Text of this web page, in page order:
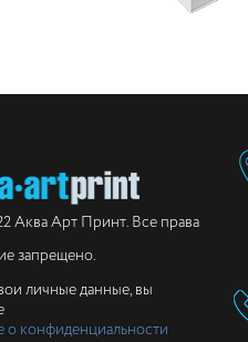
Аква Арт Принт. Все права
запрещено.
личные данные, вы
о конфиденциальности